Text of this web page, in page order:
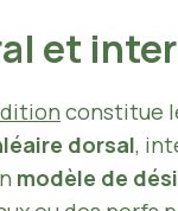
et
constitue
dorsal,
modèle de